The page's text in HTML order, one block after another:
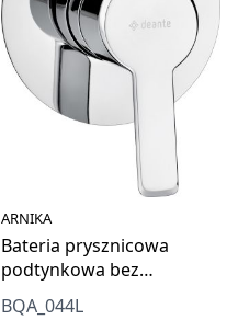
ARNIKA
Bateria prysznicowa
podtynkowa bez
przełącznika natrysku
BQA_044L